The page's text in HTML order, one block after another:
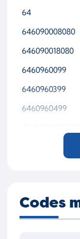
742693-5003S
742693-9004S
7426935002S
7426935004S
742693-5004S-
64
646090008080
646090018080
6460960099
6460960399
6460960499
A646096039980
Codes